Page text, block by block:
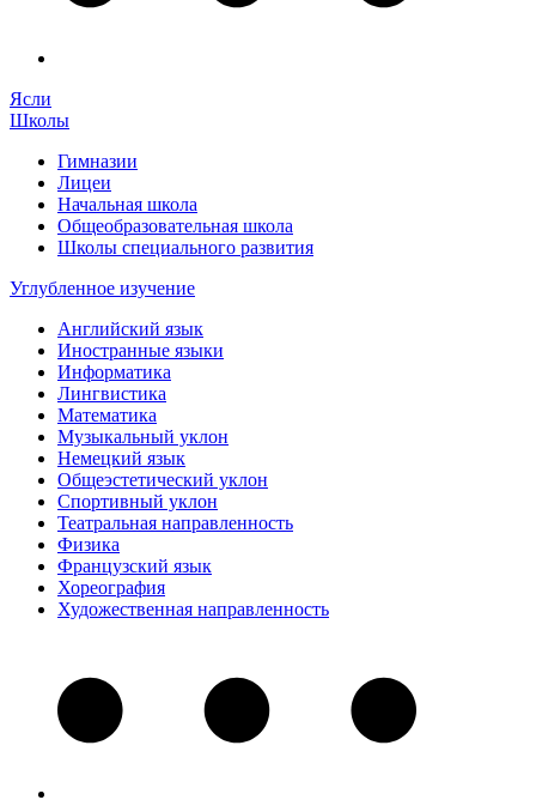
Ясли
Школы
Гимназии
Лицеи
Начальная школа
Общеобразовательная школа
Школы специального развития
Углубленное изучение
Английский язык
Иностранные языки
Информатика
Лингвистика
Математика
Музыкальный уклон
Немецкий язык
Общеэстетический уклон
Спортивный уклон
Театральная направленность
Физика
Французский язык
Хореография
Художественная направленность